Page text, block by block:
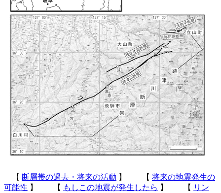
【 断層帯の過去・将来の活動 】 【 将来の地震発生の
可能性 】 【 もしこの地震が発生したら 】 【 リン